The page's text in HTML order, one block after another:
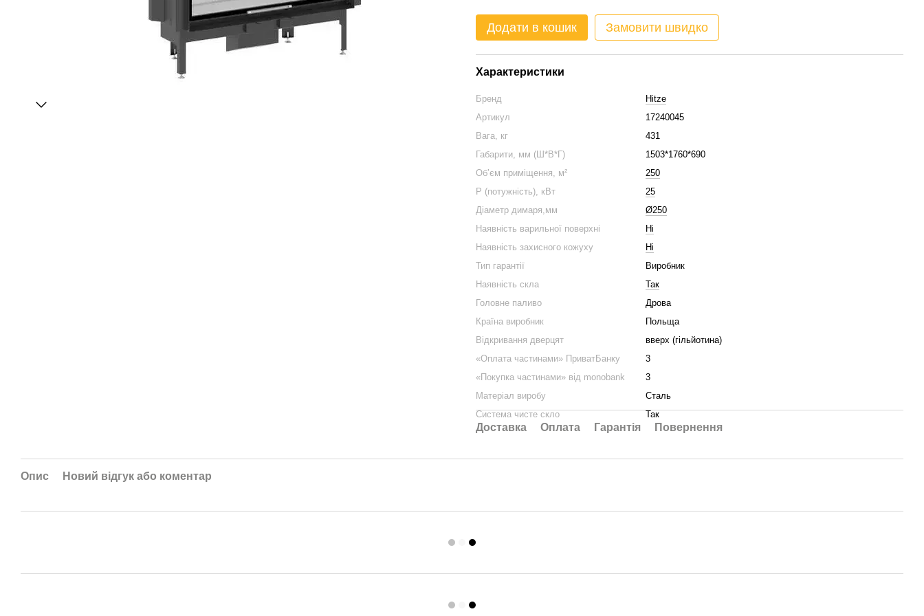
Додати в кошик Замовити швидко
Характеристики
Бренд
Hitze
Артикул
17240045
Вага, кг
431
Габарити, мм (Ш*В*Г)
1503*1760*690
Обʼєм приміщення, м²
250
P (потужність), кВт
25
Діаметр димаря,мм
Ø250
Наявність варильної поверхні
Ні
Наявність захисного кожуху
Ні
Тип гарантії
Виробник
Наявність скла
Так
Головне паливо
Дрова
Країна виробник
Польща
Відкривання дверцят
вверх (гільйотина)
«Оплата частинами» ПриватБанку
3
«Покупка частинами» від monobank
3
Матеріал виробу
Сталь
Система чисте скло
Так
Доставка Оплата Гарантія Повернення
Опис Новий відгук або коментар